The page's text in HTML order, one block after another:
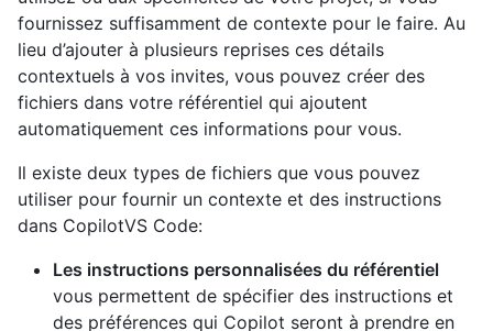
fournissez suffisamment de contexte pour le faire. Au
lieu d’ajouter à plusieurs reprises ces détails
contextuels à vos invites, vous pouvez créer des
fichiers dans votre référentiel qui ajoutent
automatiquement ces informations pour vous.
Il existe deux types de fichiers que vous pouvez
utiliser pour fournir un contexte et des instructions
dans CopilotVS Code:
Les instructions personnalisées du référentiel
vous permettent de spécifier des instructions et
des préférences qui Copilot seront à prendre en